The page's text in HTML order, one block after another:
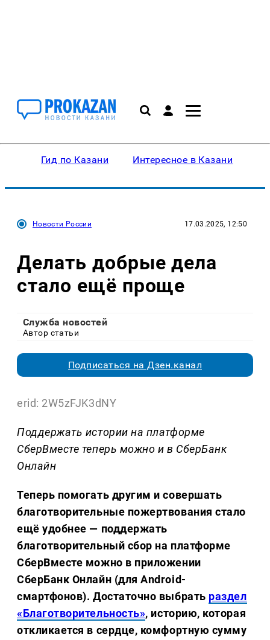
Гид по Казани Интересное в Казани
Новости России 17.03.2025, 12:50
Делать добрые дела
стало ещё проще
Служба новостей
Автор статьи
Подписаться на Дзен.канал
erid: 2W5zFJK3dNY
Поддержать истории на платформе
СберВместе теперь можно и в СберБанк
Онлайн
Теперь помогать другим и совершать
благотворительные пожертвования стало
ещё удобнее — поддержать
благотворительный сбор на платформе
СберВместе можно в приложении
СберБанк Онлайн (для Android-
смартфонов). Достаточно выбрать раздел
«Благотворительность», историю, которая
откликается в сердце, комфортную сумму